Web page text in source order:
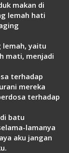
makan di
lemah hati
lemah, yaitu
mati, menjadi
terhadap
mereka
terhadap
batu
lamanya
aku jangan